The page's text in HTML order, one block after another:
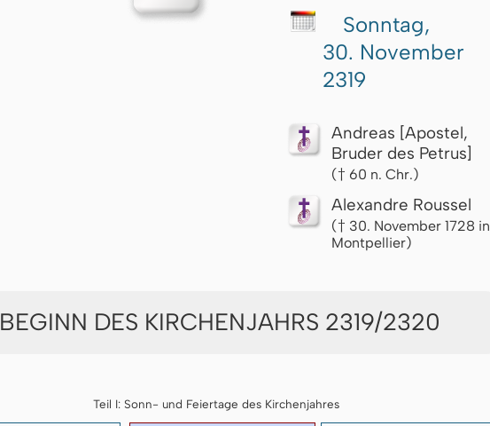
Sonntag,
30. November
2319
Andreas [Apostel,
Bruder des Petrus]
(† 60 n. Chr.)
Alexandre Roussel
(† 30. November 1728 in
Montpellier)
BEGINN DES KIRCHENJAHRS 2319/2320
Teil I: Sonn- und Feiertage des Kirchenjahres